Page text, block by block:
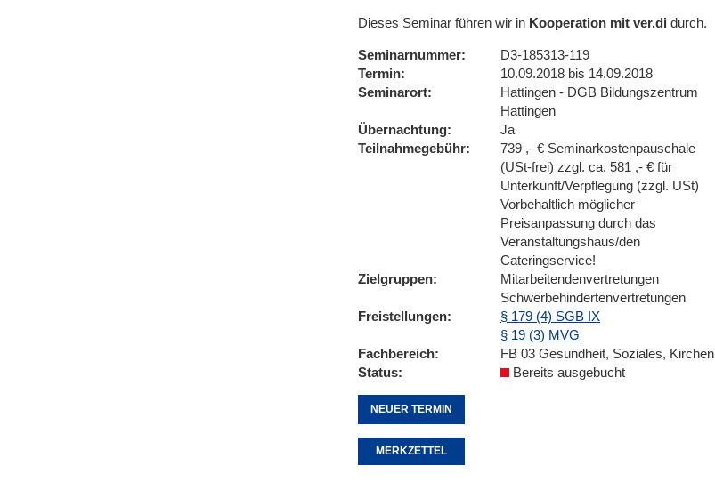
Dieses Seminar führen wir in Kooperation mit ver.di durch.
Seminarnummer
D3-185313-119
Termin
10.09.2018 bis 14.09.2018
Seminarort
Hattingen - DGB Bildungszentrum
Hattingen
Übernachtung
Ja
Teilnahmegebühr
739 ,- € Seminarkostenpauschale
(USt-frei) zzgl. ca. 581 ,- € für
Unterkunft/Verpflegung (zzgl. USt)
Vorbehaltlich möglicher
Preisanpassung durch das
Veranstaltungshaus/den
Cateringservice!
Zielgruppen
Mitarbeitendenvertretungen
Schwerbehindertenvertretungen
Freistellungen
§ 179 (4) SGB IX
§ 19 (3) MVG
Fachbereich
FB 03 Gesundheit, Soziales, Kirchen
Status
Bereits ausgebucht
NEUER TERMIN
MERKZETTEL